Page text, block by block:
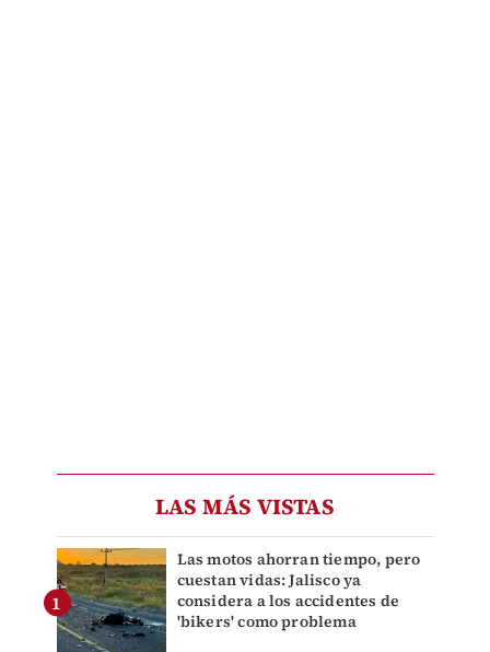
LAS MÁS VISTAS
Las motos ahorran tiempo, pero
cuestan vidas: Jalisco ya
considera a los accidentes de
'bikers' como problema